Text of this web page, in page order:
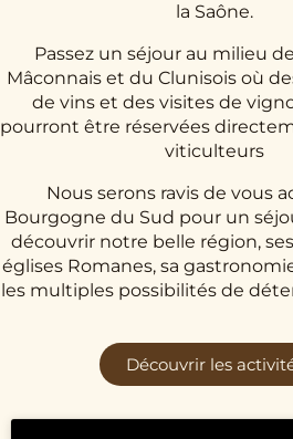
la Saône.
Passez un séjour au milieu
Mâconnais et du Clunisois où
de vins et des visites de
pourront être réservées
viticulteurs
Nous serons ravis de vous
Bourgogne du Sud pour un
découvrir notre belle région,
églises Romanes, sa
les multiples possibilités de
Découvrir les